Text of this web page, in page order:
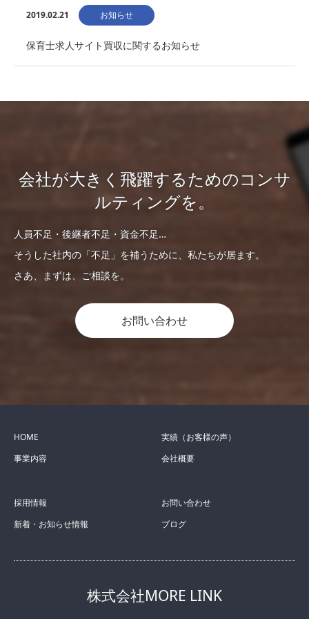
2019.02.21 お知らせ
保育士求人サイト買収に関するお知らせ
会社が大きく飛躍するためのコンサ
ルティングを。
人員不足・後継者不足・資金不足…
そうした社内の「不足」を補うために、私たちが居ます。
さあ、まずは、ご相談を。
お問い合わせ
HOME
事業内容
実績（お客様の声）
会社概要
採用情報
新着・お知らせ情報
お問い合わせ
ブログ
株式会社MORE LINK